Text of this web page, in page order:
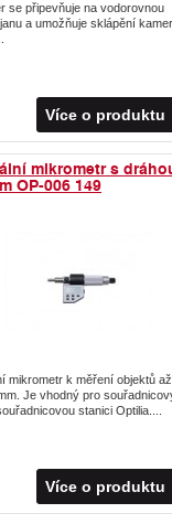
se připevňuje na vodorovnou
a umožňuje sklápění
Více o produktu
mikrometr s
OP-006 149
mikrometr k měření objektů až
Je vhodný pro
stanici Optilia....
Více o produktu